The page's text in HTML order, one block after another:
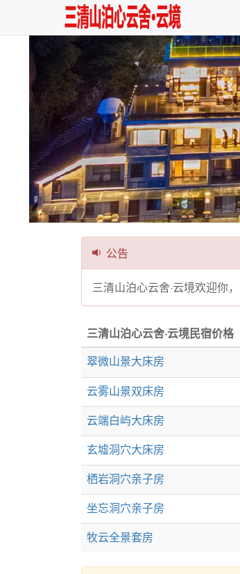
公告
三清山泊心云舍·云境欢迎你
三清山泊心云舍·云境民宿价格
翠微山景大床房
云雾山景双床房
云端白屿大床房
玄墟洞穴大床房
栖岩洞穴亲子房
坐忘洞穴亲子房
牧云全景套房